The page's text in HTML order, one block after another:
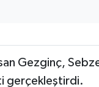
Gezginç,
gerçekleştirdi.